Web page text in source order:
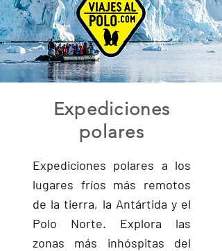
Expediciones
polares
Expediciones polares a los
lugares fríos más remotos
de la tierra, la Antártida y el
Polo Norte. Explora las
zonas más inhóspitas del